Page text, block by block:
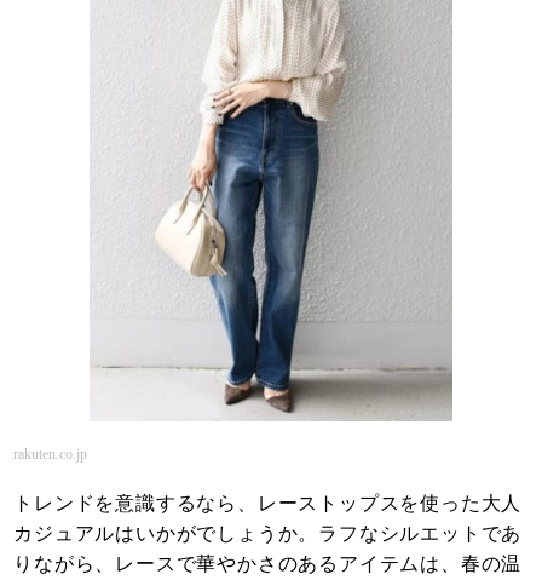
rakuten.co.jp
トレンドを意識するなら、レーストップスを使った大人
カジュアルはいかがでしょうか。ラフなシルエットであ
りながら、レースで華やかさのあるアイテムは、春の温